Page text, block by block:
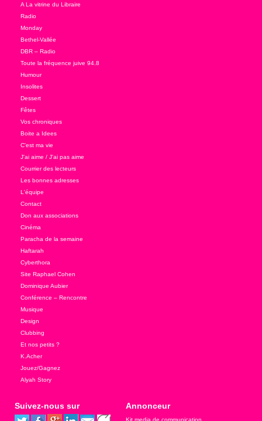
A La vitrine du Libraire
Radio
Monday
Bethel-Vallée
DBR – Radio
Toute la fréquence juive 94.8
Humour
Insolites
Dessert
Fêtes
Vos chroniques
Boite a Idees
C'est ma vie
J'ai aime / J'ai pas aime
Courrier des lecteurs
Les bonnes adresses
L'équipe
Contact
Don aux associations
Cinéma
Paracha de la semaine
Haftarah
Cyberthora
Site Raphael Cohen
Dominique Aubier
Conférence – Rencontre
Musique
Design
Clubbing
Et nos petits ?
K.Acher
Jouez/Gagnez
Alyah Story
Suivez-nous sur Annonceur
Kit media de communication